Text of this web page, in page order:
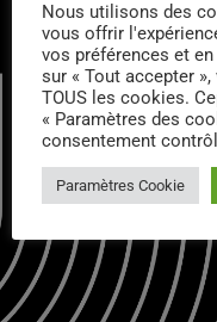
CONTACTS :
Nous utilisons des
vous offrir
vos préférences et
sur « Tout accepter
TOUS les cookies.
« Paramètres des
consentement
Paramètres Cookie